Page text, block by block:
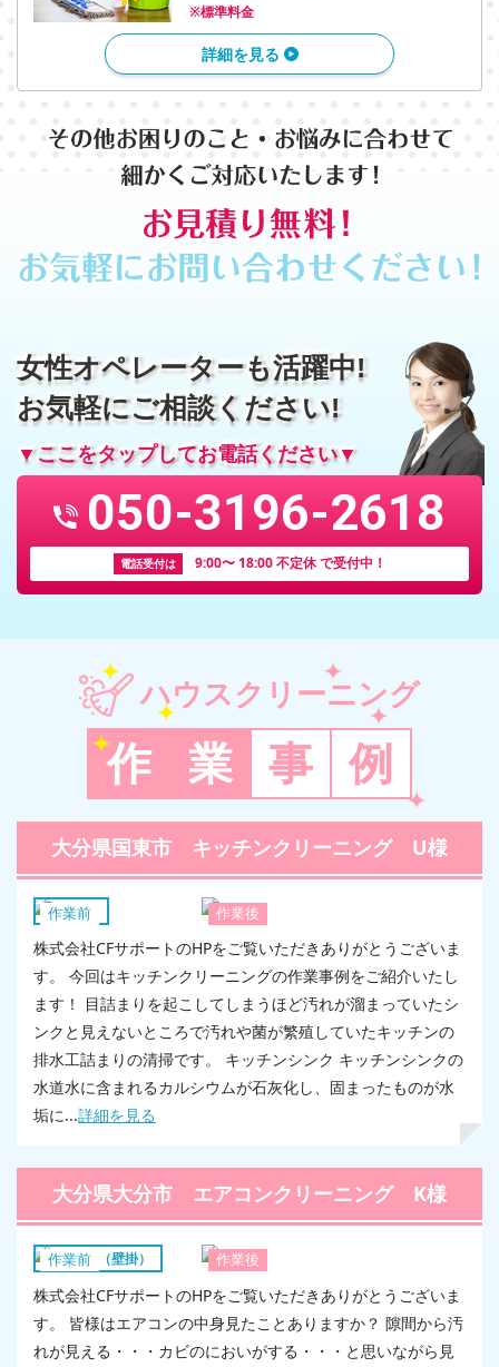
※標準料金
詳細を見る
女性オペレーターも活躍中!
お気軽にご相談ください!
▼ここをタップしてお電話ください▼
050-3196-2618
電話受付は 9:00〜 18:00 不定休 で受付中！
ハウスクリーニング
作 業 事 例
大分県国東市 キッチンクリーニング U様
作業前 作業後
キッチン
株式会社CFサポートのHPをご覧いただきありがとうございま
す。 今回はキッチンクリーニングの作業事例をご紹介いたし
ます！ 目詰まりを起こしてしまうほど汚れが溜まっていたシ
ンクと見えないところで汚れや菌が繁殖していたキッチンの
排水工詰まりの清掃です。 キッチンシンク キッチンシンクの
水道水に含まれるカルシウムが石灰化し、固まったものが水
垢に...詳細を見る
大分県大分市 エアコンクリーニング K様
作業前 作業後
エアコン（壁掛）
株式会社CFサポートのHPをご覧いただきありがとうございま
す。 皆様はエアコンの中身見たことありますか？ 隙間から汚
れが見える・・・カビのにおいがする・・・と思いながら見